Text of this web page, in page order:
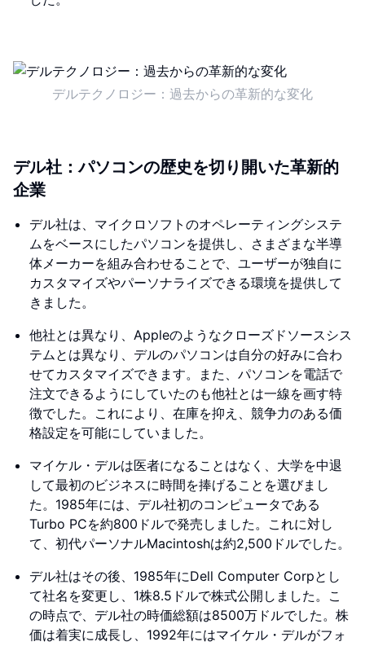
デルテクノロジー：過去からの革新的な変化
デル社：パソコンの歴史を切り開いた革新的
企業
デル社は、マイクロソフトのオペレーティングシステ
ムをベースにしたパソコンを提供し、さまざまな半導
体メーカーを組み合わせることで、ユーザーが独自に
カスタマイズやパーソナライズできる環境を提供して
きました。
他社とは異なり、Appleのようなクローズドソースシス
テムとは異なり、デルのパソコンは自分の好みに合わ
せてカスタマイズできます。また、パソコンを電話で
注文できるようにしていたのも他社とは一線を画す特
徴でした。これにより、在庫を抑え、競争力のある価
格設定を可能にしていました。
マイケル・デルは医者になることはなく、大学を中退
して最初のビジネスに時間を捧げることを選びまし
た。1985年には、デル社初のコンピュータである
Turbo PCを約800ドルで発売しました。これに対し
て、初代パーソナルMacintoshは約2,500ドルでした。
デル社はその後、1985年にDell Computer Corpとし
て社名を変更し、1株8.5ドルで株式公開しました。こ
の時点で、デル社の時価総額は8500万ドルでした。株
価は着実に成長し、1992年にはマイケル・デルがフォ